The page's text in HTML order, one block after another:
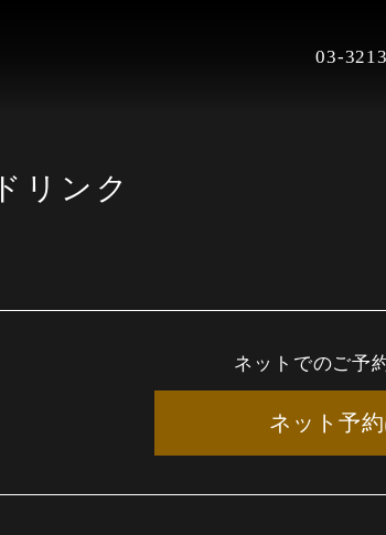
03-
ドリンク
ネットでのご予
ネット予